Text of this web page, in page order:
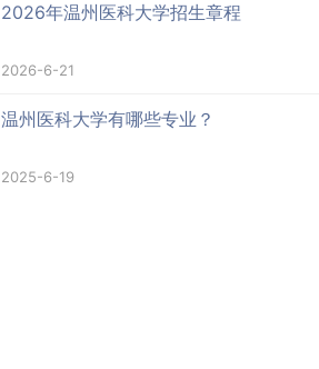
2026年温州医科大学招生章程
2026-6-21
温州医科大学有哪些专业？
2025-6-19